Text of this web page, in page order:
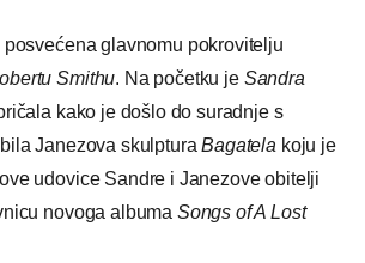
glavnomu pokrovitelju
Smithu. Na početku je Sandra
kako je došlo do suradnje s
Janezova skulpturaBagatela koju je
udovice Sandre i Janezove obitelji
novoga albuma Songs of A Lost